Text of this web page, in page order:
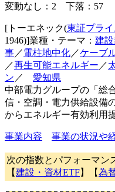
変動なし：2 下落：57
[トーエネック(東証プライ
1946)]業種・テーマ： 建
事／電柱地中化／ケーブ
／再生可能エネルギー ／
ン ／ 愛知県
中部電力グループの「総
信・空調・電力供給設備
からエネルギー有効利用
事業内容 事業の状況や
次の指数とパフォーマン
【建設・資材ETF】【為